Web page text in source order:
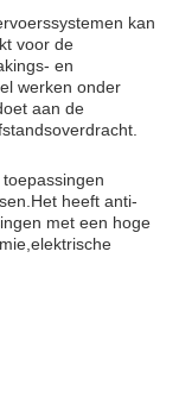
kan
voor de
en
werken onder
aan de
heeft anti-
met een hoge